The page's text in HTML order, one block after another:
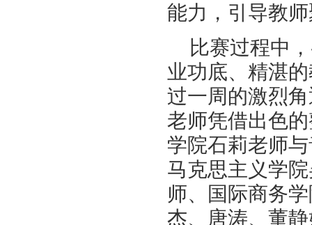
能力，引导教
比赛过程中
业功底、精湛
过一周的激烈
老师凭借出色
学院石莉老师
马克思主义学
师、国际商务
杰、唐涛、董